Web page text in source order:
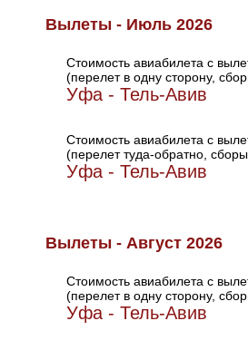
Вылеты - Июль 2026
Стоимость авиабилета с
(перелет в одну сторону,
Уфа - Тель-Авив
Стоимость авиабилета с
(перелет туда-обратно,
Уфа - Тель-Авив
Вылеты - Август 2026
Стоимость авиабилета с
(перелет в одну сторону,
Уфа - Тель-Авив